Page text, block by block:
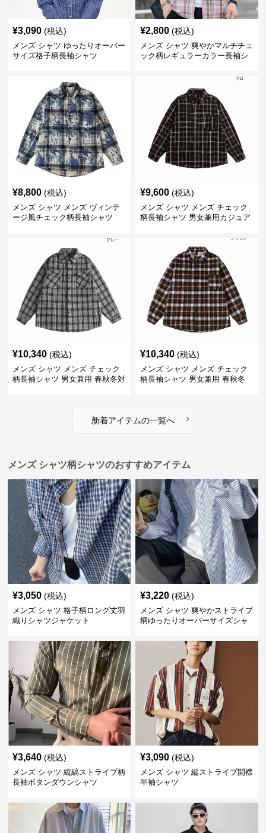
¥3,090 (税込)
メンズ シャツ ゆったりオーバー
サイズ格子柄長袖シャツ
¥2,800 (税込)
メンズ シャツ 爽やかマルチチェ
ック柄レギュラーカラー長袖シ
¥8,800 (税込)
メンズ シャツ メンズ ヴィンテ
ージ風チェック柄長袖シャツ
¥9,600 (税込)
メンズ シャツ メンズ チェック
柄長袖シャツ 男女兼用カジュア
¥10,340 (税込)
メンズ シャツ メンズ チェック
柄長袖シャツ 男女兼用 春秋冬対
¥10,340 (税込)
メンズ シャツ メンズ チェック
柄長袖シャツ 男女兼用 春秋冬
新着アイテムの一覧へ ›
メンズ シャツ柄シャツのおすすめアイテム
¥3,050 (税込)
メンズ シャツ 格子柄ロング丈羽
織りシャツジャケット
¥3,220 (税込)
メンズ シャツ 爽やかストライプ
柄ゆったりオーバーサイズシャ
¥3,640 (税込)
メンズ シャツ 縦縞ストライプ柄
長袖ボタンダウンシャツ
¥3,090 (税込)
メンズ シャツ 縦ストライプ開襟
半袖シャツ